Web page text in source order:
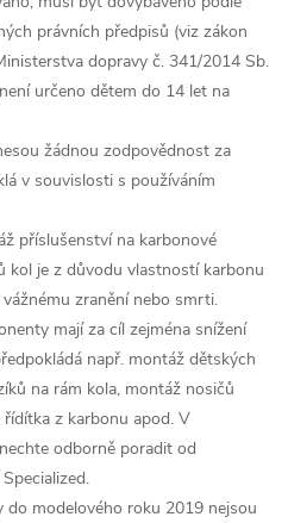
právních předpisů (viz zákon
dopravy č. 341/2014 Sb.
určeno dětem do 14 let na
žádnou zodpovědnost za
v souvislosti s používáním
příslušenství na karbonové
kol je z důvodu vlastností karbonu
zranění nebo smrti.
mají za cíl zejména snížení
např. montáž dětských
na rám kola, montáž nosičů
z karbonu apod. V
odborně poradit od
do modelového roku 2019 nejsou